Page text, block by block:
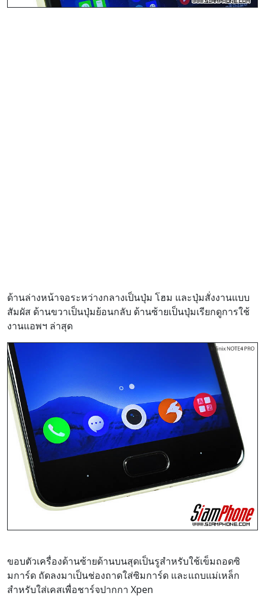
ด้านล่างหน้าจอระหว่างกลางเป็นปุ่ม โฮม และปุ่มสั่งงานแบบ
สัมผัส ด้านขวาเป็นปุ่มย้อนกลับ ด้านซ้ายเป็นปุ่มเรียกดูการใช้
งานแอพฯ ล่าสุด
ขอบตัวเครื่องด้านซ้ายด้านบนสุดเป็นรูสำหรับใช้เข็มถอดซิ
มการ์ด ถัดลงมาเป็นช่องถาดใส่ซิมการ์ด และแถบแม่เหล็ก
สำหรับใส่เคสเพื่อชาร์จปากกา Xpen